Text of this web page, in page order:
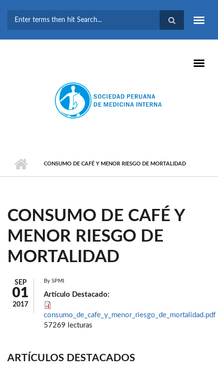
BÚSQUEDA
CONSUMO DE CAFÉ Y MENOR RIESGO DE MORTALIDAD
CONSUMO DE CAFÉ Y
MENOR RIESGO DE
MORTALIDAD
SEP
01
2017
By SPMI
Artículo Destacado:
consumo_de_cafe_y_menor_riesgo_de_mortalidad.pdf
57269 lecturas
ARTÍCULOS DESTACADOS